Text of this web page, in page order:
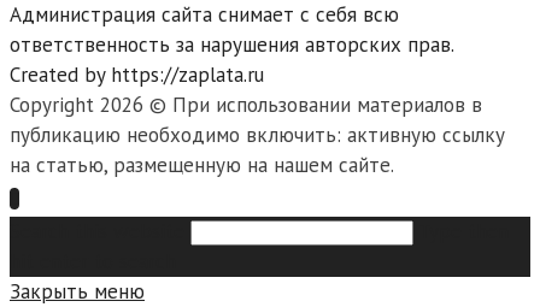
Администрация сайта снимает с себя всю
ответственность за нарушения авторских прав.
Created by https://zaplata.ru
Copyright 2026 © При использовании материалов в
публикацию необходимо включить: активную ссылку
на статью, размещенную на нашем сайте.
Закрыть меню